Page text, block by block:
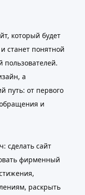
который будет
станет понятной
пользователей.
а
путь: от первого
и
сделать сайт
фирменный
раскрыть